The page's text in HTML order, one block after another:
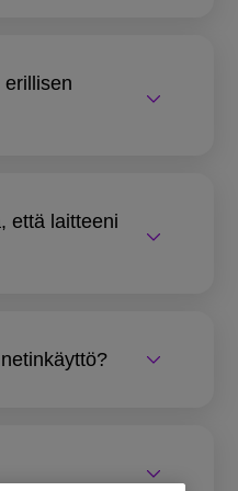
erillisen
että laitteeni